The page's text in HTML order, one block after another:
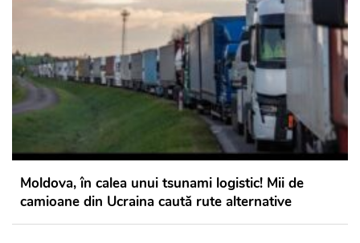
Moldova, în calea unui tsunami logistic! Mii de
camioane din Ucraina caută rute alternative